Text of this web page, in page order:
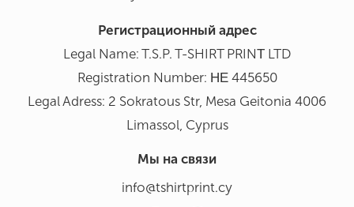
Регистрационный адрес
Legal Name: T.S.P. T-SHIRT PRINΤ LTD
Registration Number: ΗΕ 445650
Legal Adress: 2 Sokratous Str, Mesa Geitonia 4006
Limassol, Cyprus
Мы на связи
info@tshirtprint.cy